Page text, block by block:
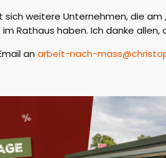
weitere Unternehmen, die am
Rathaus haben. Ich danke
an arbeit-nach-